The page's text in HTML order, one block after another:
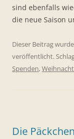
sind ebenfalls
die neue Saison
Dieser Beitrag
veröffentlicht.
Spenden,
Die